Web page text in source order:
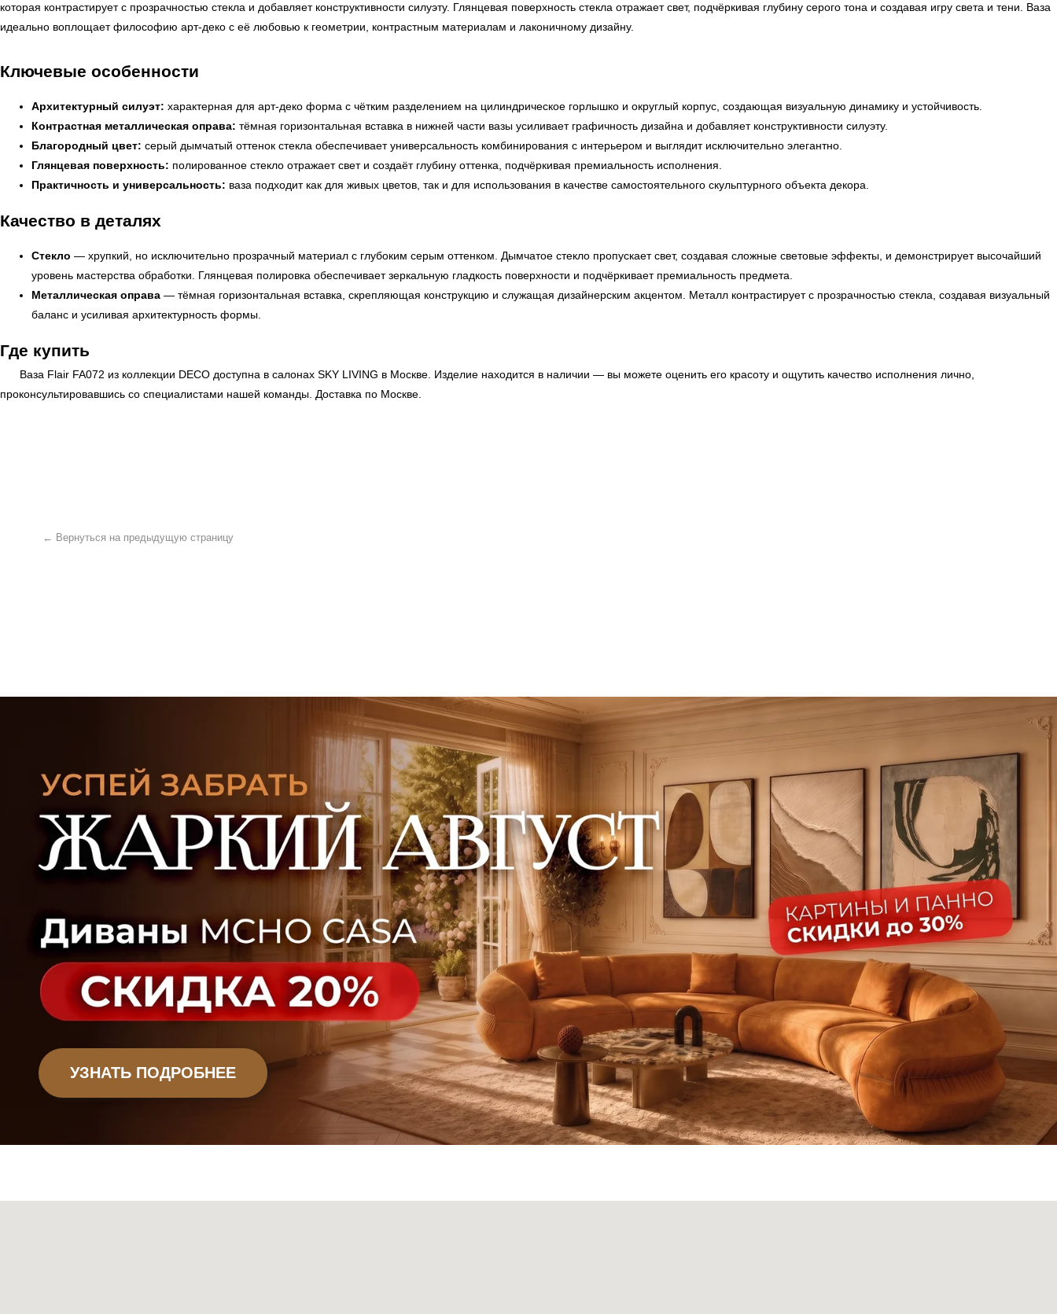
которая контрастирует с прозрачностью стекла и добавляет конструктивности силуэту. Глянцевая поверхность стекла отражает свет, подчёркивая глубину серого тона и создавая игру света и тени. Ваза
идеально воплощает философию арт-деко с её любовью к геометрии, контрастным материалам и лаконичному дизайну.
Ключевые особенности
Архитектурный силуэт: характерная для арт-деко форма с чётким разделением на цилиндрическое горлышко и округлый корпус, создающая визуальную динамику и устойчивость.
Контрастная металлическая оправа: тёмная горизонтальная вставка в нижней части вазы усиливает графичность дизайна и добавляет конструктивности силуэту.
Благородный цвет: серый дымчатый оттенок стекла обеспечивает универсальность комбинирования с интерьером и выглядит исключительно элегантно.
Глянцевая поверхность: полированное стекло отражает свет и создаёт глубину оттенка, подчёркивая премиальность исполнения.
Практичность и универсальность: ваза подходит как для живых цветов, так и для использования в качестве самостоятельного скульптурного объекта декора.
Качество в деталях
Стекло — хрупкий, но исключительно прозрачный материал с глубоким серым оттенком. Дымчатое стекло пропускает свет, создавая сложные световые эффекты, и демонстрирует высочайший
уровень мастерства обработки. Глянцевая полировка обеспечивает зеркальную гладкость поверхности и подчёркивает премиальность предмета.
Металлическая оправа — тёмная горизонтальная вставка, скрепляющая конструкцию и служащая дизайнерским акцентом. Металл контрастирует с прозрачностью стекла, создавая визуальный
баланс и усиливая архитектурность формы.
Где купить
Ваза Flair FA072 из коллекции DECO доступна в салонах SKY LIVING в Москве. Изделие находится в наличии — вы можете оценить его красоту и ощутить качество исполнения лично,
проконсультировавшись со специалистами нашей команды. Доставка по Москве.
← Вернуться на предыдущую страницу
УЗНАТЬ ПОДРОБНЕЕ
Офисная мебель Садовая мебель